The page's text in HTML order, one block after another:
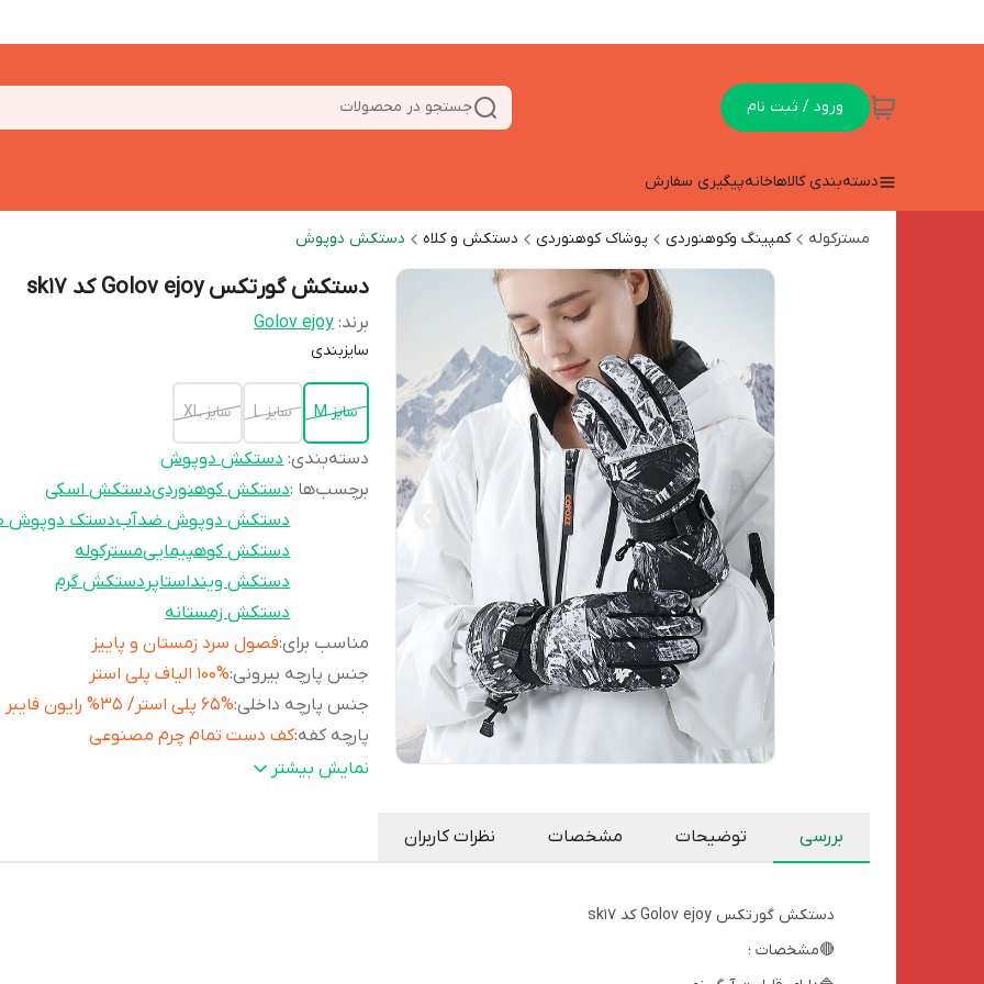
ورود / ثبت نام جستجو در محصولات
دسته‌بندی کالاهاخانهپیگیری سفارش
مسترکوله کمپینگ وکوهنوردی پوشاک کوهنوردی دستکش و کلاه دستکش دوپوش
دستکش گورتکس Golov ejoy کد sk17
برند: Golov ejoy
سایزبندی
سایز M سایز L سایز XL
دسته‌بندی:دستکش دوپوش
برچسب‌ها :دستکش کوهنوردیدستکش اسکی
دستکش دوپوش ضدآبدستک دوپوش
دستکش کوهپیماییمسترکوله
دستکش وینداستاپردستکش گرم
دستکش زمستانه
مناسب برای:فصول سرد زمستان و پاییز
جنس پارچه بیرونی:100% الیاف پلی استر
جنس پارچه داخلی:65% پلی استر/ 35% رایون فایبر
پارچه کفه:کف دست تمام چرم مصنوعی
سایر
دارای قابلیت آبگریزی 🔷دارای تاچ اسکریننمایش بیشتر
بررسی توضیحات مشخصات نظرات کاربران
دستکش گورتکس Golov ejoy کد sk17
🔴مشخصات ؛